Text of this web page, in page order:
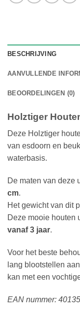
BESCHRIJVING
AANVULLENDE
BEOORDELINGEN (0)
Holztiger
Deze Holztiger
van esdoorn en
waterbasis.
De maten van deze
cm.
Het gewicht van dit
Deze mooie houten
vanaf 3 jaar.
Voor het beste
lang blootstellen
kan met een
EAN nummer: